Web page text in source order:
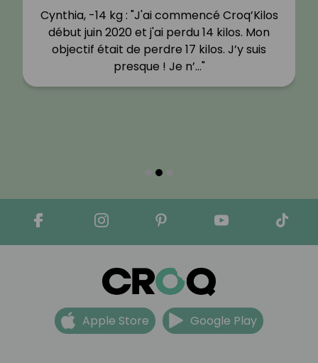
Cynthia, -14 kg : "J'ai commencé Croq’Kilos
début juin 2020 et j'ai perdu 14 kilos. Mon
objectif était de perdre 17 kilos. J’y suis
presque ! Je n’…"
Apple Store Google Play